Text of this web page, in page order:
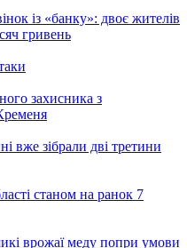
із «банку»: двоє жителів
гривень
захисника з
вже зібрали дві третини
станом на ранок 7
врожаї меду попри умови